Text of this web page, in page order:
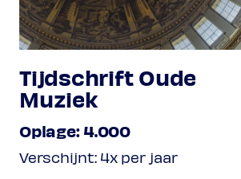
Tijdschrift Oude
Muziek
Oplage: 4.000
Verschijnt: 4x per jaar